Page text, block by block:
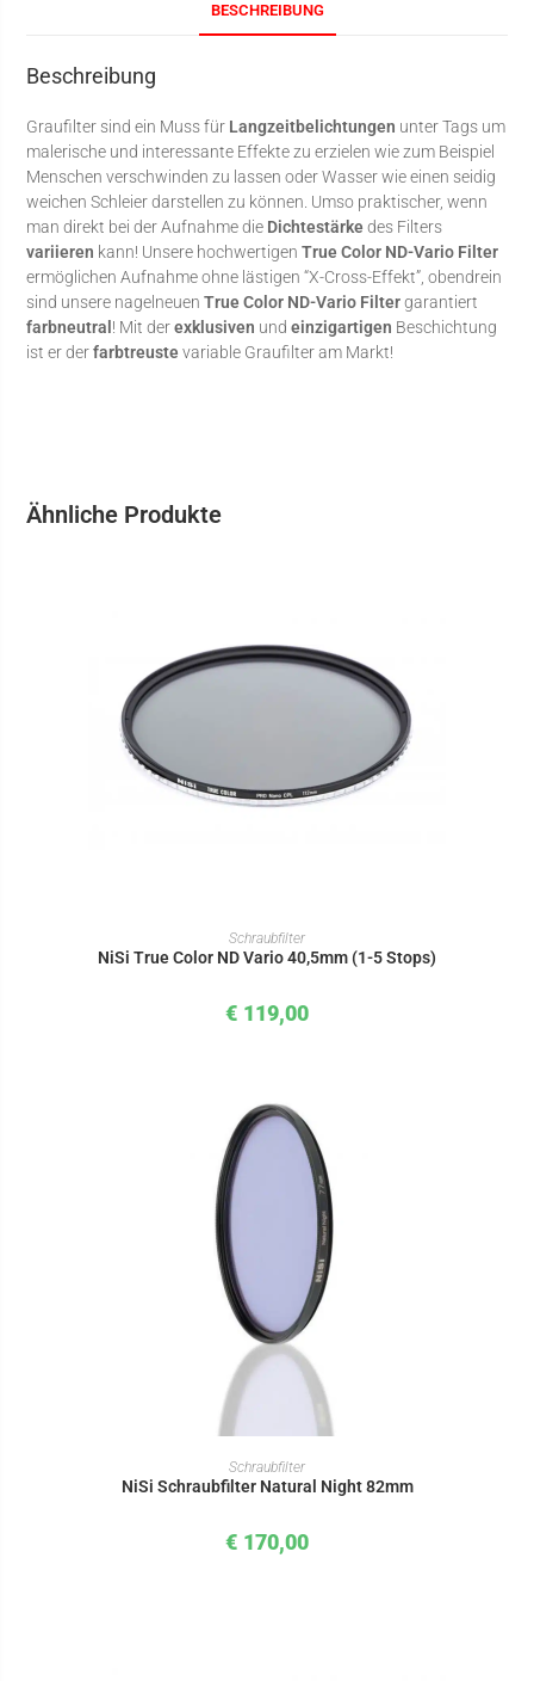
BESCHREIBUNG
Beschreibung
Graufilter sind ein Muss für Langzeitbelichtungen unter Tags um
malerische und interessante Effekte zu erzielen wie zum Beispiel
Menschen verschwinden zu lassen oder Wasser wie einen seidig
weichen Schleier darstellen zu können. Umso praktischer, wenn
man direkt bei der Aufnahme die Dichtestärke des Filters
variieren kann! Unsere hochwertigenTrue Color ND-Vario Filter
ermöglichen Aufnahme ohne lästigen “X-Cross-Effekt”, obendrein
sind unsere nagelneuenTrue Color ND-Vario Filtergarantiert
farbneutral ! Mit derexklusiven undeinzigartigen Beschichtung
ist er derfarbtreuste variable Graufilter am Markt!
Ähnliche Produkte
IN DEN WARENKORB
Schraubfilter
NiSi True Color ND Vario 40,5mm (1-5 Stops)
€ 119,00
IN DEN WARENKORB
Schraubfilter
NiSi Schraubfilter Natural Night 82mm
€ 170,00